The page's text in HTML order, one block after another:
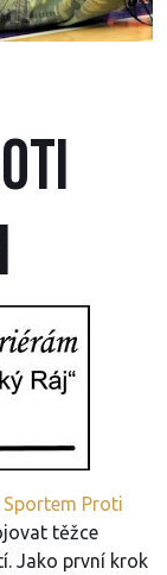
Sportem Proti
těžce
Jako první krok